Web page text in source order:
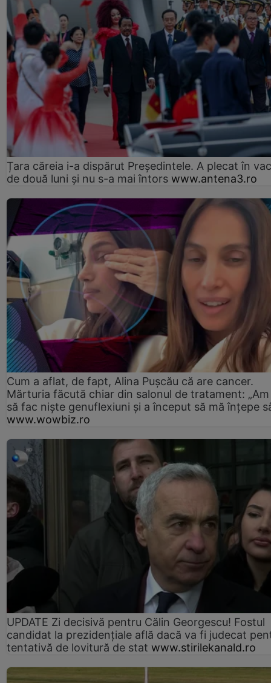
Țara căreia i-a dispărut Președintele. A plecat în
de două luni și nu s-a mai întors www.antena3.ro
Cum a aflat, de fapt, Alina Pușcău că are cancer.
Mărturia făcută chiar din salonul de tratament:
să fac niște genuflexiuni și a început să mă înțepe
www.wowbiz.ro
UPDATE Zi decisivă pentru Călin Georgescu! Fostul
candidat la prezidențiale află dacă va fi judecat
tentativă de lovitură de stat www.stirilekanald.ro